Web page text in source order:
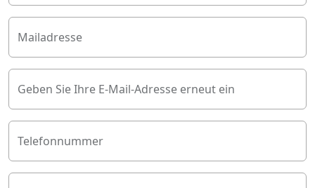
Mailadresse
Geben Sie Ihre E-Mail-Adresse erneut ein
Telefonnummer